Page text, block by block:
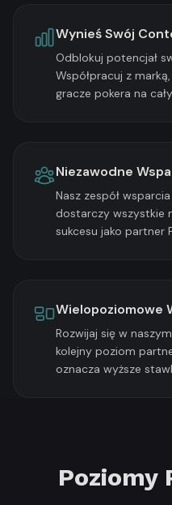
Wynieś Swój
Odblokuj potencjał
Współpracuj z
gracze pokera na
Niezawodne
Nasz zespół
dostarczy wszystkie
sukcesu jako partner
Wielopoziomowe
Rozwijaj się w
kolejny poziom
oznacza wyższe
Poziomy